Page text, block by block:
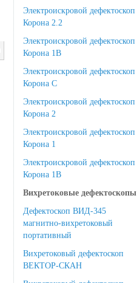
Электроискровой дефектоскоп
Корона 2.2
Электроискровой дефектоскоп
Корона 1B
Электроискровой дефектоскоп
Корона С
Электроискровой дефектоскоп
Корона 2
Электроискровой дефектоскоп
Корона 1
Электроискровой дефектоскоп
Корона 1В
Вихретоковые дефектоскопы
Дефектоскоп ВИД-345
магнитно-вихретоковый
портативный
Вихретоковый дефектоскоп
ВЕКТОР-СКАН